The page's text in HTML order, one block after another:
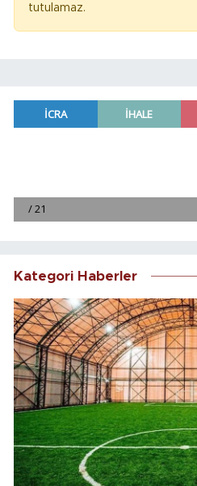
tutulamaz.
Kategori Haberler